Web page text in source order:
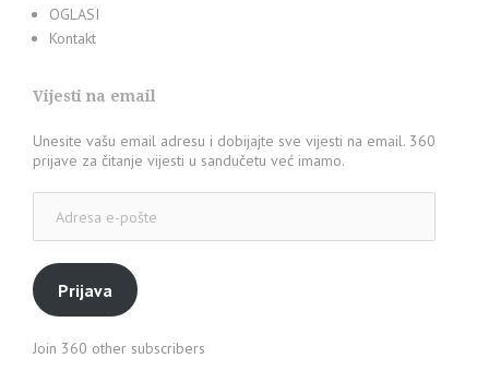
OGLASI
Kontakt
Vijesti na email
Unesite vašu email adresu i dobijajte sve vijesti na email. 360
prijave za čitanje vijesti u sandučetu već imamo.
pošte
Prijava
Join 360 other subscribers